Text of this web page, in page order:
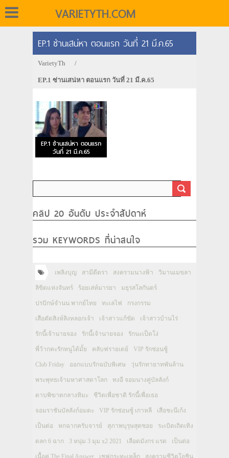
VARIETYTH.COM
EP.1 ซ่านเสน่หา ตอนแรก วันที่ 21 มี.ค.65
VarietyTh /
EP.1 ซ่านเสน่หา ตอนแรก วันที่ 21 มี.ค.65
EP.1 ซ่านเสน่หา ตอนแรก
วันที่ 21 มี.ค.65
คลิป 20 อันดับ ประจำสัปดาห์
รวม KEYWORDS ที่น่าสนใจ
เพลิงบุญ สามีตีตรา สงครามนางฟ้า วิมานเมขลา
ลิขิตแห่งจันทร์ ร้อยเล่ห์มารยา มธุรสโลกันตร์
ปรปักษ์จำนน พากย์ไทย ทะเลไฟ กรงกรรม
เสือตัดสิงห์ลิงหลอกเจ้า เจ้าสาวแก้ขัด เจ้าสาวบ้านไร่
รักนี้เจ้านายจอง รักนี้เจ้านายจอง รักนะเป็ดโง่
พี่ว้ากคะรักหนูได้มั้ย คลับฟรายเดย์ VIP รักซ่อนชู้
Club Friday ออกแบบรักฉบับพิเศษ วุ่นรักทายาทพันล้าน
พระพุทธเจ้ามหาศาสดาโลก ทงอี จอมนางคู่บัลลังก์
ดาบพิฆาตกลางหิมะ ชีวิตเพื่อชาติ รักนี้เพื่อเธอ
จอมราชันบัลลังก์อมตะ VIP รักซ่อนชู้ เกาหลี เสือชะนีเก้ง
เป็นต่อ หกฉากครับจารย์ สุภาพบุรุษสุดซอย ระเบิดเถิดเทิง
ตลก 6 ฉาก 3 หนุ่ม 3 มุม x2 2021 เลือดมังกร แรด เป็นต่อ
เนื้อคู่ The Final Answer เชฟกระทะเหล็ก สงครามชีวิตโอชิน